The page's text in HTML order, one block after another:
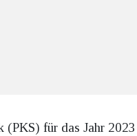
für das Jahr 2023